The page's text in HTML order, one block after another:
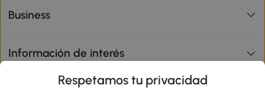
Business
Información de interés
Respetamos tu privacidad